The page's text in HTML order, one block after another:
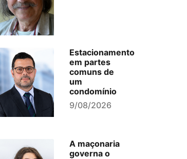
Estacionamento
em partes
comuns de
um
condomínio
9/08/2026
A maçonaria
governa o